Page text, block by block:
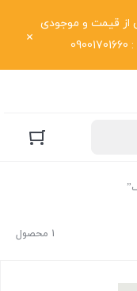
از قیمت و موجودی
1 محصول